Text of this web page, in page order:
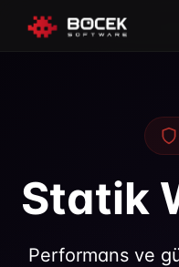
Statik
Performans ve